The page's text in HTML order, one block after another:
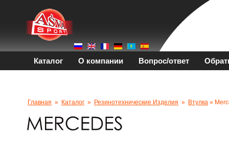
Каталог О компании Вопрос/ответ
Главная » Каталог » Резинотехнические Изделия » Втулка »